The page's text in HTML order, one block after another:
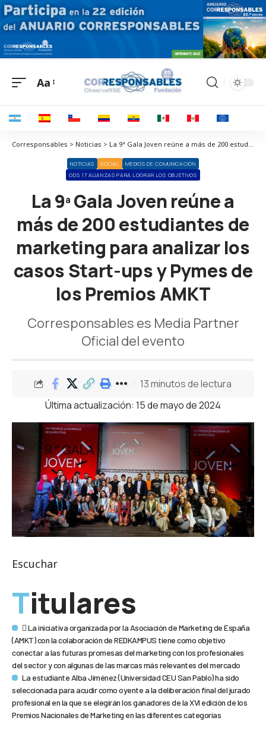
Aa
Corresponsables > Noticias > La 9ª Gala Joven reúne a más de 200 estudiantes de marketing para analizar los casos Start-ups y Pymes de los Premios AMKT
NOTICIAS SOCIAL
MEDIOS DE COMUNICACIÓN
ODS 17 ALIANZAS PARA LOGRAR LOS OBJETIVOS
La 9ª Gala Joven reúne a
más de 200 estudiantes de
marketing para analizar los
casos Start-ups y Pymes de
los Premios AMKT
Corresponsables es Media Partner
Oficial del evento
Última actualización: 15 de mayo de 2024
13 minutos de lectura
Escuchar
Titulares
 La iniciativa organizada por la Asociación de Marketing de España
(AMKT) con la colaboración de REDKAMPUS tiene como objetivo
conectar a las futuras promesas del marketing con los profesionales
del sector y con algunas de las marcas más relevantes del mercado
La estudiante Alba Jiménez (Universidad CEU San Pablo) ha sido
seleccionada para acudir como oyente a la deliberación final del jurado
profesional en la que se elegirán los ganadores de la XVI edición de los
Premios Nacionales de Marketing en las diferentes categorías